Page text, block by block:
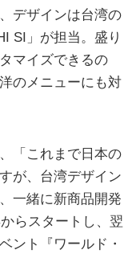
デザインは台湾の
SI」が担当。盛り
マイズできるの
のメニューにも対
「これまで日本の
が、台湾デザイン
一緒に新商品開発
らスタートし、翌
ント『ワールド・